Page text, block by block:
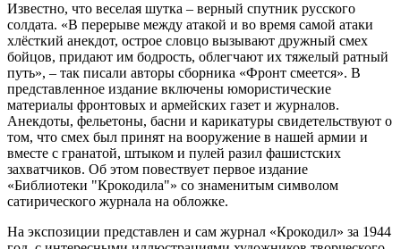
Известно, что веселая шутка – верный спутник русского
солдата. «В перерыве между атакой и во время самой атаки
хлёсткий анекдот, острое словцо вызывают дружный смех
бойцов, придают им бодрость, облегчают их тяжелый ратный
путь», – так писали авторы сборника «Фронт смеется». В
представленное издание включены юмористические
материалы фронтовых и армейских газет и журналов.
Анекдоты, фельетоны, басни и карикатуры свидетельствуют о
том, что смех был принят на вооружение в нашей армии и
вместе с гранатой, штыком и пулей разил фашистских
захватчиков. Об этом повествует первое издание
«Библиотеки "Крокодила"» со знаменитым символом
сатирического журнала на обложке.
На экспозиции представлен и сам журнал «Крокодил» за 1944